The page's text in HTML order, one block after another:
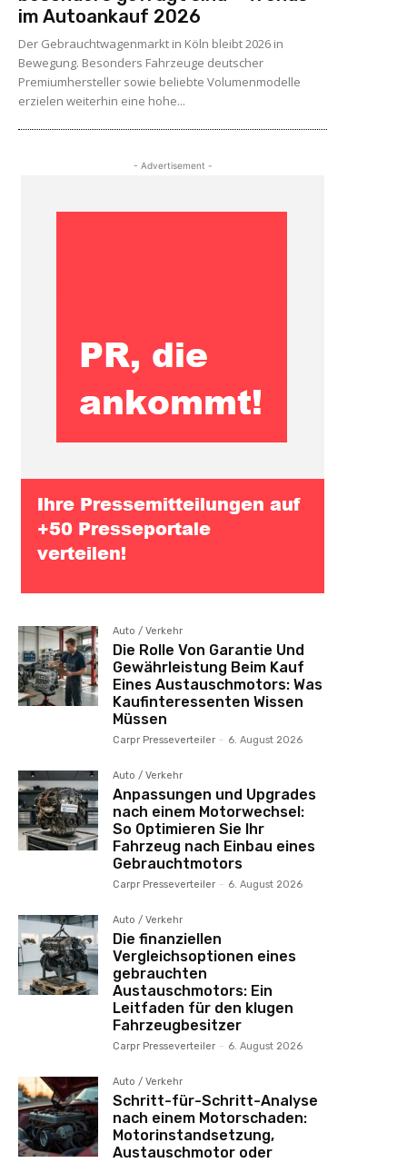
im Autoankauf 2026
Der Gebrauchtwagenmarkt in Köln bleibt 2026 in
Bewegung. Besonders Fahrzeuge deutscher
Premiumhersteller sowie beliebte Volumenmodelle
erzielen weiterhin eine hohe...
- Advertisement -
Auto / Verkehr
Die Rolle Von Garantie Und
Gewährleistung Beim Kauf
Eines Austauschmotors: Was
Kaufinteressenten Wissen
Müssen
Carpr Presseverteiler - 6. August 2026
Auto / Verkehr
Anpassungen und Upgrades
nach einem Motorwechsel:
So Optimieren Sie Ihr
Fahrzeug nach Einbau eines
Gebrauchtmotors
Carpr Presseverteiler - 6. August 2026
Auto / Verkehr
Die finanziellen
Vergleichsoptionen eines
gebrauchten
Austauschmotors: Ein
Leitfaden für den klugen
Fahrzeugbesitzer
Carpr Presseverteiler - 6. August 2026
Auto / Verkehr
Schritt-für-Schritt-Analyse
nach einem Motorschaden:
Motorinstandsetzung,
Austauschmotor oder